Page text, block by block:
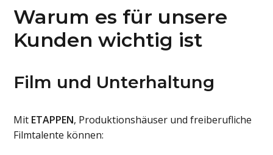
Warum es für unsere
Kunden wichtig ist
Film und Unterhaltung
Mit ETAPPEN, Produktionshäuser und freiberufliche
Filmtalente können: